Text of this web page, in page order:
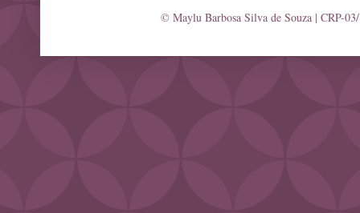
© Maylu Barbosa Silva de Souza | CRP-